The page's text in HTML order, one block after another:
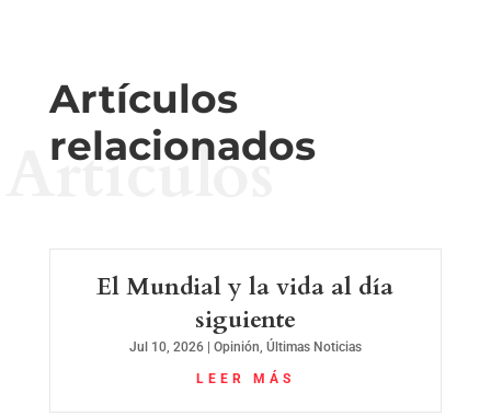
Artículos
relacionados
Artículos
El Mundial y la vida al día
siguiente
Jul 10, 2026| Opinión Últimas Noticias
LEER MÁS